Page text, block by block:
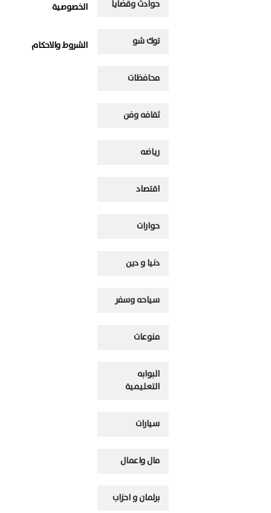
حوادث وقضايا
توك شو
محافظات
ثقافه وفن
رياضه
اقتصاد
حوارات
دنيا و دين
سياحه وسفر
منوعات
البوابه
التعليمية
سيارات
مال واعمال
برلمان و احزاب
الخصوصية
الشروط والاحكام